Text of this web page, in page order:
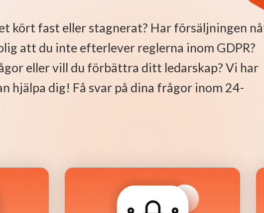
kört fast eller stagnerat? Har försäljningen
att du inte efterlever reglerna inom GDPR?
eller vill du förbättra ditt ledarskap? Vi har
hjälpa dig! Få svar på dina frågor inom 24-